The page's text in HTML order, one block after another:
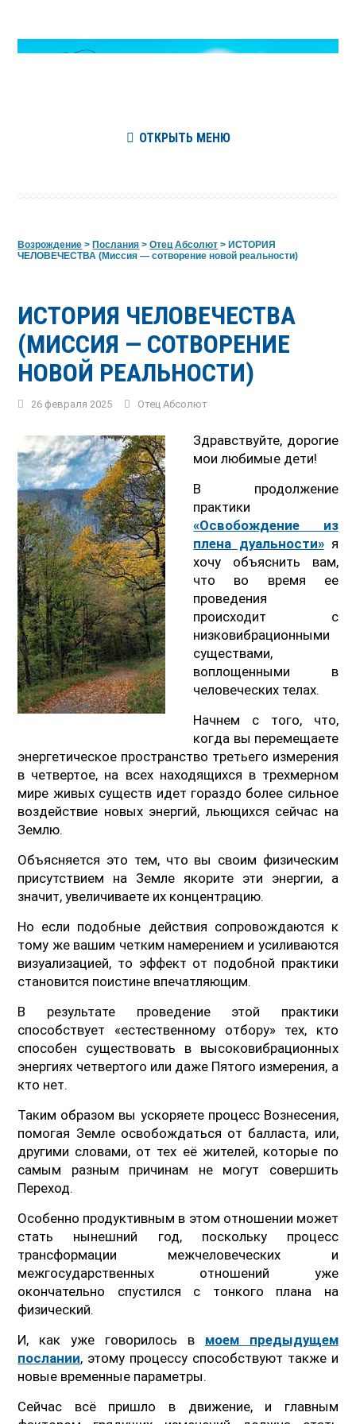
ОТКРЫТЬ МЕНЮ
Возрождение >Послания >Отец Абсолют >ИСТОРИЯ
ЧЕЛОВЕЧЕСТВА (Миссия — сотворение новой реальности)
ИСТОРИЯ ЧЕЛОВЕЧЕСТВА
(МИССИЯ — СОТВОРЕНИЕ
НОВОЙ РЕАЛЬНОСТИ)
26 февраля 2025 Отец Абсолют
Здравствуйте, дорогие
мои любимые дети!
В продолжение
практики
«Освобождение из
плена дуальности»я
хочу объяснить вам,
что во время ее
проведения
происходит с
низковибрационными
существами,
воплощенными в
человеческих телах.
Начнем с того, что,
когда вы перемещаете
энергетическое пространство третьего измерения
в четвертое, на всех находящихся в трехмерном
мире живых существ идет гораздо более сильное
воздействие новых энергий, льющихся сейчас на
Землю.
Объясняется это тем, что вы своим физическим
присутствием на Земле якорите эти энергии, а
значит, увеличиваете их концентрацию.
Но если подобные действия сопровождаются к
тому же вашим четким намерением и усиливаются
визуализацией, то эффект от подобной практики
становится поистине впечатляющим.
В результате проведение этой практики
способствует «естественному отбору» тех, кто
способен существовать в высоковибрационных
энергиях четвертого или даже Пятого измерения, а
кто нет.
Таким образом вы ускоряете процесс Вознесения,
помогая Земле освобождаться от балласта, или,
другими словами, от тех её жителей, которые по
самым разным причинам не могут совершить
Переход.
Особенно продуктивным в этом отношении может
стать нынешний год, поскольку процесс
трансформации межчеловеческих и
межгосударственных отношений уже
окончательно спустился с тонкого плана на
физический.
И, как уже говорилось в моем предыдущем
послании, этому процессу способствуют также и
новые временные параметры.
Сейчас всё пришло в движение, и главным